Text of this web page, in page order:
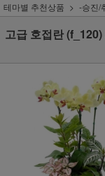
테마별 추천상품 -승진/
고급 호접란